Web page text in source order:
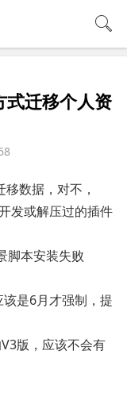
迁移个人资
数据，对不，
发或解压过的插件
脚本安装失败
是6月才强制，提
版，应该不会有